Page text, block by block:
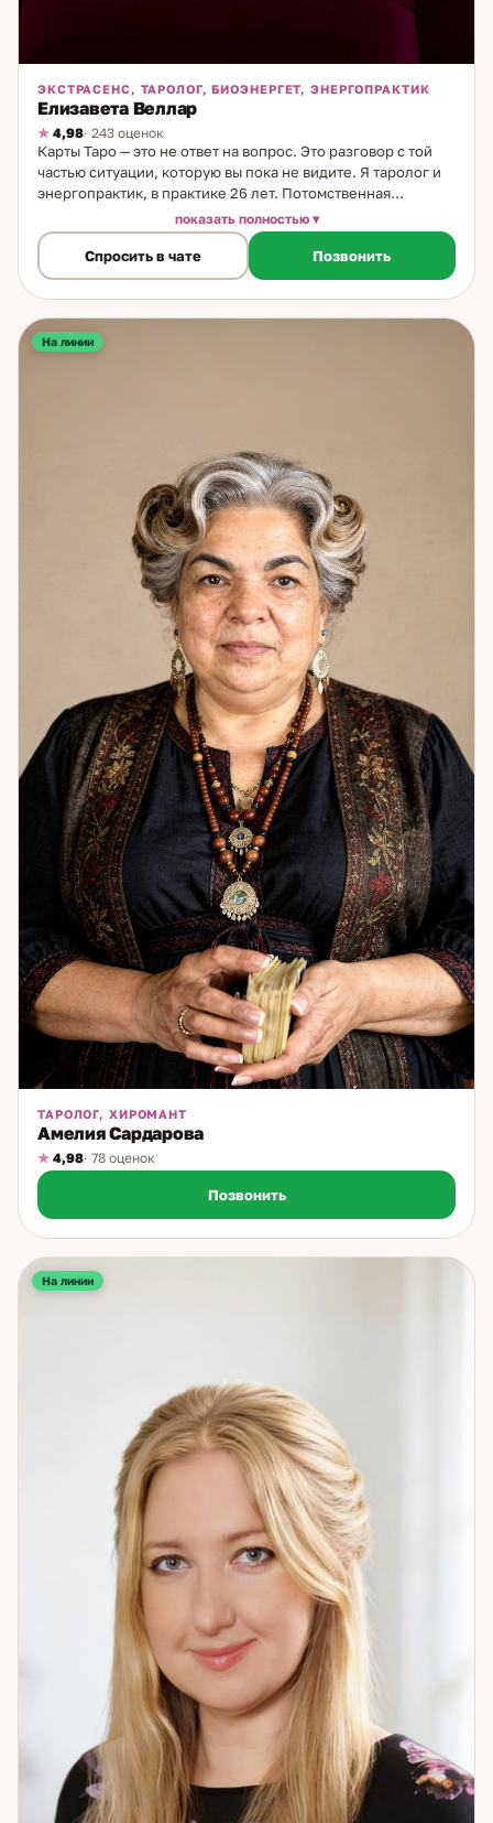
ЭКСТРАСЕНС, ТАРОЛОГ, БИОЭНЕРГЕТ, ЭНЕРГОПРАКТИК
Елизавета Веллар
4,98· 243 оценок
Карты Таро — это не ответ на вопрос. Это разговор с той
частью ситуации, которую вы пока не видите. Я таролог и
энергопрактик, в практике 26 лет. Потомственная
практика: моя прабабушка была ведуньей —
носительницей знаний, которые передавались в роду. С
детства ощущала невидимое: то, что стоит за словами и
поступками людей. Как работаю: использую Таро как
инструмент исследования, дополняю медитативными
практиками и работой с внутренним состоянием клиента.
Это позволяет не только прояснить ситуацию, но и
курса работы — обрела гармонию, изменилась внешне,
начала привлекать новые возможности. Стала уверенной
и успешной. Когда человек находит опору внутри себя —
весь мир откликается ему переменами.
показать полностью
Спросить в чате Позвонить
На линии
ТАРОЛОГ, ХИРОМАНТ
Амелия Сардарова
4,98· 78 оценок
Позвонить
На линии